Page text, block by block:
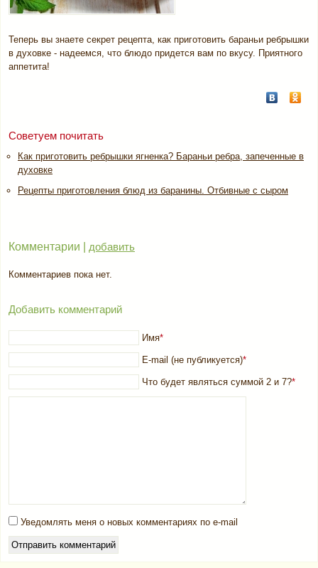
Теперь вы знаете секрет рецепта, как приготовить бараньи ребрышки
в духовке - надеемся, что блюдо придется вам по вкусу. Приятного
аппетита!
Советуем почитать
Как приготовить ребрышки ягненка? Бараньи ребра, запеченные в
духовке
Рецепты приготовления блюд из баранины. Отбивные с сыром
Комментарии | добавить
Комментариев пока нет.
Добавить комментарий
Имя*
E-mail (не публикуется)*
Что будет являться суммой 2 и 7?*
Уведомлять меня о новых комментариях по e-mail